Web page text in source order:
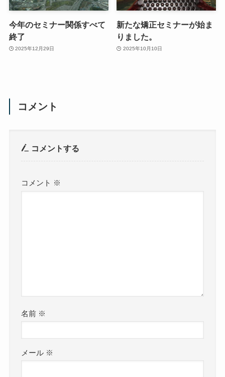
今年のセミナー関係すべて
終了
2025年12月29日
新たな矯正セミナーが始ま
りました。
2025年10月10日
コメント
コメントする
コメント ※
名前 ※
メール ※